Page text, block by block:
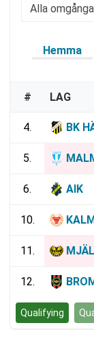
Hemma
# LAG
4. BK
5.
6. AIK
10.
11.
12.
Qualifying